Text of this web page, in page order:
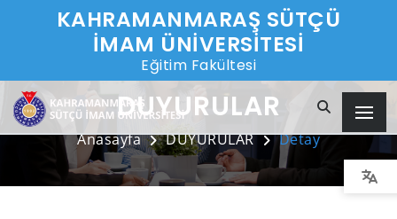
KAHRAMANMARAŞ SÜTÇÜ
İMAM ÜNİVERSİTESİ
Eğitim Fakültesi
DUYURULAR
Anasayfa DUYURULAR Detay